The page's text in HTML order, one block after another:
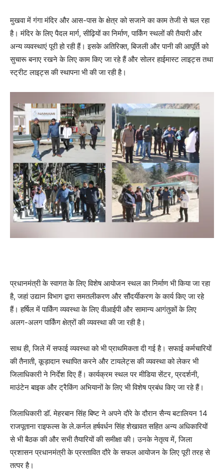
मुखवा में गंगा मंदिर और आस-पास के क्षेत्र को सजाने का काम तेजी से चल रहा
है। मंदिर के लिए पैदल मार्ग, सीढ़ियों का निर्माण, पार्किंग स्थलों की तैयारी और
अन्य व्यवस्थाएं पूरी हो रही हैं। इसके अतिरिक्त, बिजली और पानी की आपूर्ति को
सुचारू बनाए रखने के लिए काम किए जा रहे हैं और सोलर हाईमास्ट लाइट्स तथा
स्ट्रीट लाइट्स की स्थापना भी की जा रही है।
प्रधानमंत्री के स्वागत के लिए विशेष आयोजन स्थल का निर्माण भी किया जा रहा
है, जहां उद्यान विभाग द्वारा समतलीकरण और सौंदर्यीकरण के कार्य किए जा रहे
हैं। हर्षिल में पार्किंग व्यवस्था के लिए वीआईपी और सामान्य आगंतुकों के लिए
अलग-अलग पार्किंग क्षेत्रों की व्यवस्था की जा रही है।
साथ ही, जिले में सफाई व्यवस्था को भी प्राथमिकता दी गई है। सफाई कर्मचारियों
की तैनाती, कूड़ादान स्थापित करने और टायलेट्स की व्यवस्था को लेकर भी
जिलाधिकारी ने निर्देश दिए हैं। कार्यक्रम स्थल पर मीडिया सेंटर, प्रदर्शनी,
माउंटेन बाइक और ट्रैकिंग अभियानों के लिए भी विशेष प्रबंध किए जा रहे हैं।
जिलाधिकारी डॉ. मेहरबान सिंह बिष्ट ने अपने दौरे के दौरान सैन्य बटालियन 14
राजपूताना राइफल्स के ले.कर्नल हर्षवर्धन सिंह शेखावत सहित अन्य अधिकारियों
से भी बैठक की और सभी तैयारियों की समीक्षा की। उनके नेतृत्व में, जिला
प्रशासन प्रधानमंत्री के प्रस्तावित दौरे के सफल आयोजन के लिए पूरी तरह से
तत्पर है।